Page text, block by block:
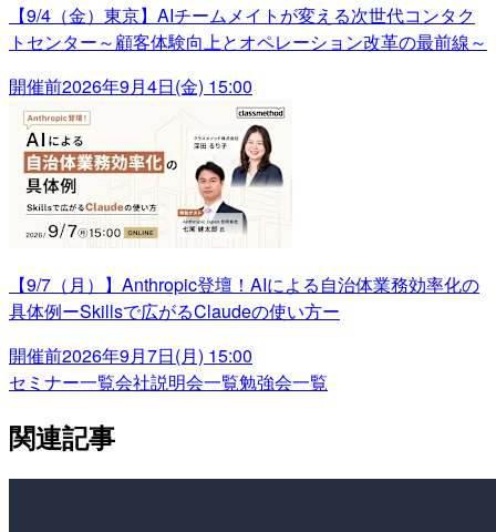
【9/4（金）東京】AIチームメイトが変える次世代コンタク
トセンター～顧客体験向上とオペレーション改革の最前線～
開催前2026年9月4日(金) 15:00
【9/7（月）】Anthropic登壇！AIによる自治体業務効率化の
具体例ーSkillsで広がるClaudeの使い方ー
開催前2026年9月7日(月) 15:00
セミナー一覧会社説明会一覧勉強会一覧
関連記事